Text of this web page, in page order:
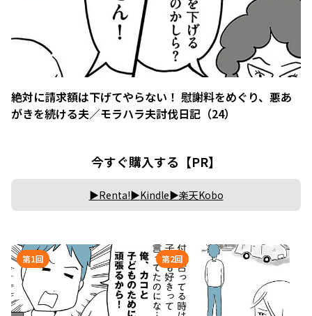
絶対に請求額は下げてやらない！ 慰謝料をめぐり、悪あ
がきを続ける夫／モラハラ夫討伐日記（24）
今すぐ購入する【PR】
Renta! Kindle 楽天Kobo
第1回 第2回